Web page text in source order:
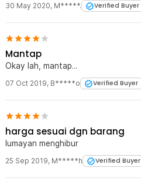
30 May 2020, M*****. Verified Buyer
Mantap
Okay lah, mantap...
07 Oct 2019, B*****o Verified Buyer
harga sesuai dgn barang
lumayan menghibur
25 Sep 2019, M*****h Verified Buyer